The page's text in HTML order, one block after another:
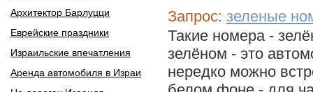
Архитектор Барлуцци
Еврейские праздники
Израильские впечатления
Аренда автомобиля в Израи
Запрос: зеленые
Такие номера -
зелёном - это
нередко можно